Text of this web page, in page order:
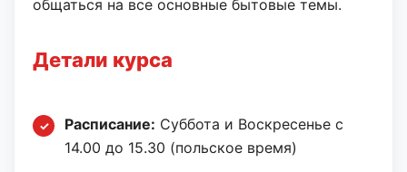
общаться на все основные бытовые темы.
Детали курса
Расписание: Суббота и Воскресенье с
14.00 до 15.30 (польское время)